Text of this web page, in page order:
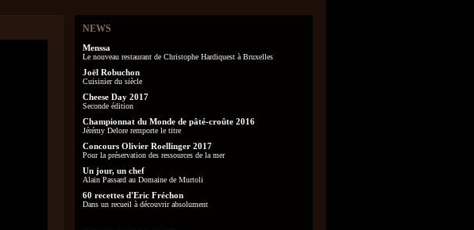
NEWS
Menssa
Le nouveau restaurant de Christophe Hardiquest à Bruxelles
Joël Robuchon
Cuisinier du siècle
Cheese Day 2017
Seconde édition
Championnat du Monde de pâté-croûte 2016
Jérémy Delore remporte le titre
Concours Olivier Roellinger 2017
Pour la préservation des ressources de la mer
Un jour, un chef
Alain Passard au Domaine de Murtoli
60 recettes d'Eric Fréchon
Dans un recueil à découvrir absolument